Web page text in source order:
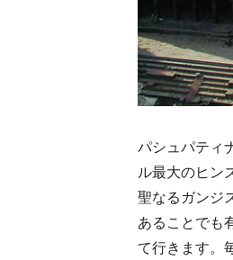
パシュパティ
ル最大のヒン
聖なるガンジ
あることでも
て行きます。